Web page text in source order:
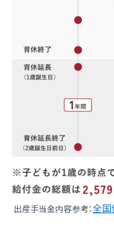
出産手当金内容参考：全